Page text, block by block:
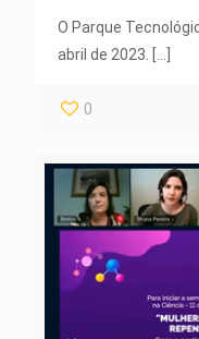
O Parque
abril de 2023. […]
0